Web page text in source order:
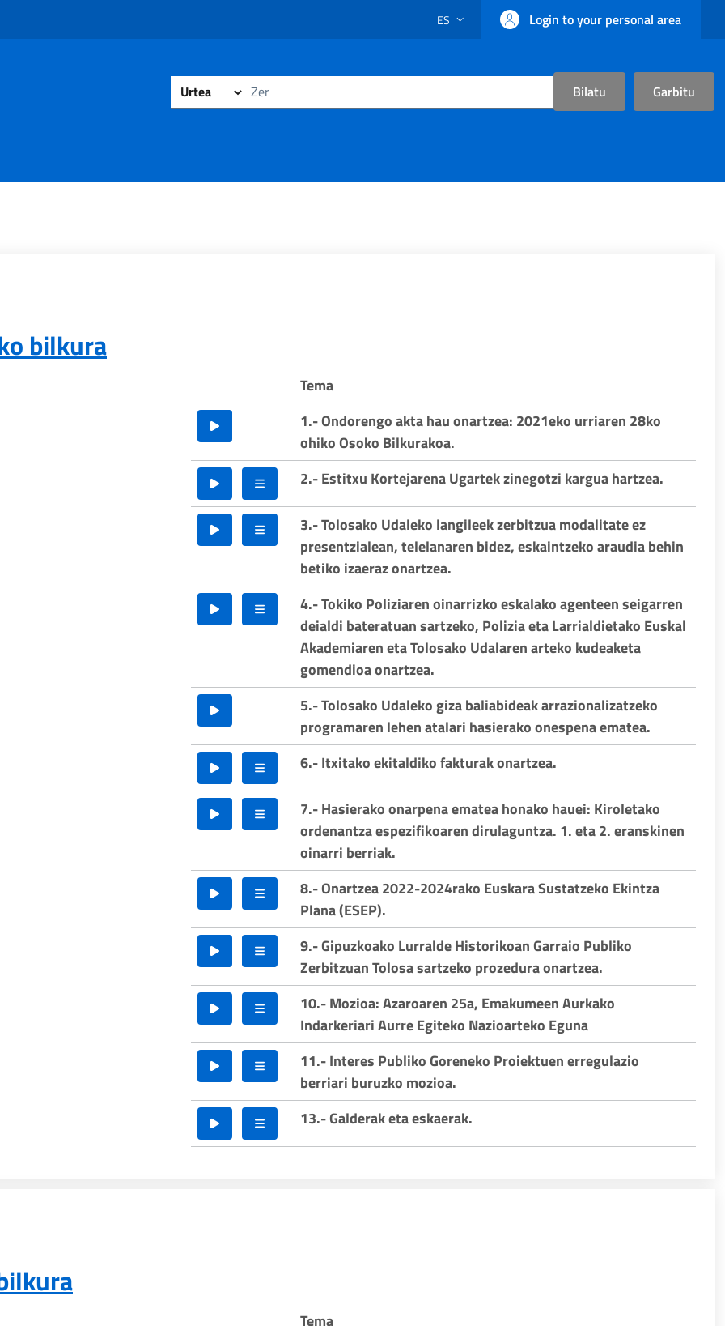
ALTERNADOR DE IDIOMA: CURRENT LANGUAGE
ES Login to your personal area
bilkura
Tema
1.- Ondorengo akta hau onartzea: 2021eko urriaren 28ko
ohiko Osoko Bilkurakoa.
2.- Estitxu Kortejarena Ugartek zinegotzi kargua hartzea.
3.- Tolosako Udaleko langileek zerbitzua modalitate ez
presentzialean, telelanaren bidez, eskaintzeko araudia behin
betiko izaeraz onartzea.
4.- Tokiko Poliziaren oinarrizko eskalako agenteen seigarren
deialdi bateratuan sartzeko, Polizia eta Larrialdietako Euskal
Akademiaren eta Tolosako Udalaren arteko kudeaketa
gomendioa onartzea.
5.- Tolosako Udaleko giza baliabideak arrazionalizatzeko
programaren lehen atalari hasierako onespena ematea.
6.- Itxitako ekitaldiko fakturak onartzea.
7.- Hasierako onarpena ematea honako hauei: Kiroletako
ordenantza espezifikoaren dirulaguntza. 1. eta 2. eranskinen
oinarri berriak.
8.- Onartzea 2022-2024rako Euskara Sustatzeko Ekintza
Plana (ESEP).
9.- Gipuzkoako Lurralde Historikoan Garraio Publiko
Zerbitzuan Tolosa sartzeko prozedura onartzea.
10.- Mozioa: Azaroaren 25a, Emakumeen Aurkako
Indarkeriari Aurre Egiteko Nazioarteko Eguna
11.- Interes Publiko Goreneko Proiektuen erregulazio
berriari buruzko mozioa.
13.- Galderak eta eskaerak.
Tema